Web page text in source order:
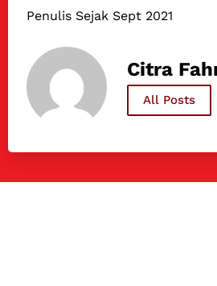
Penulis Sejak Sept 2021
Citra
All Posts